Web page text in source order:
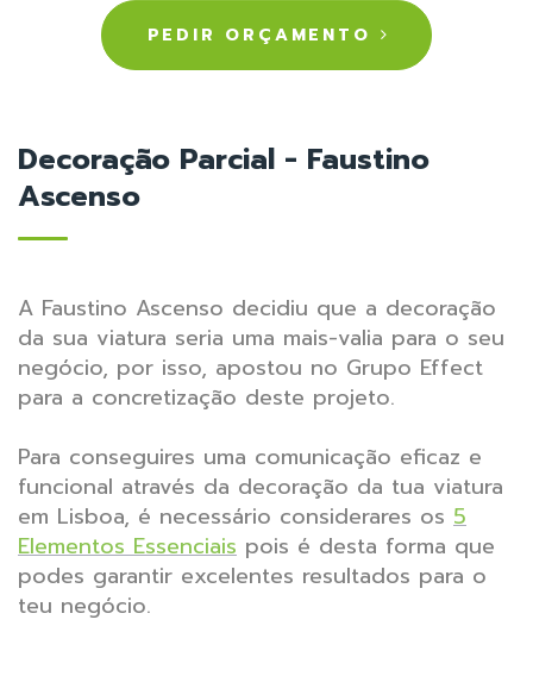
PEDIR ORÇAMENTO
Decoração Parcial - Faustino
Ascenso
A Faustino Ascenso decidiu que a decoração
da sua viatura seria uma mais-valia para o seu
negócio, por isso, apostou no Grupo Effect
para a concretização deste projeto.
Para conseguires uma comunicação eficaz e
funcional através da decoração da tua viatura
em Lisboa, é necessário considerares os 5
Elementos Essenciais pois é desta forma que
podes garantir excelentes resultados para o
teu negócio.